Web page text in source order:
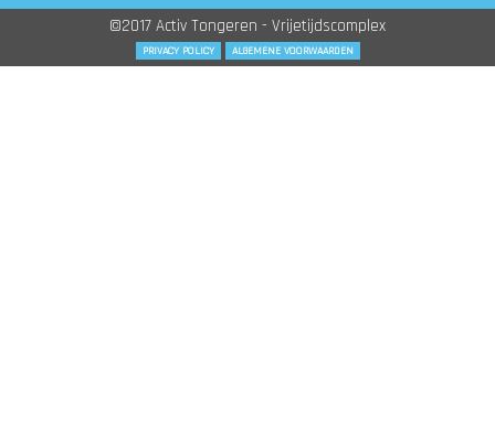
©2017 Activ Tongeren - Vrijetijdscomplex
PRIVACY POLICY ALGEMENE VOORWAARDEN